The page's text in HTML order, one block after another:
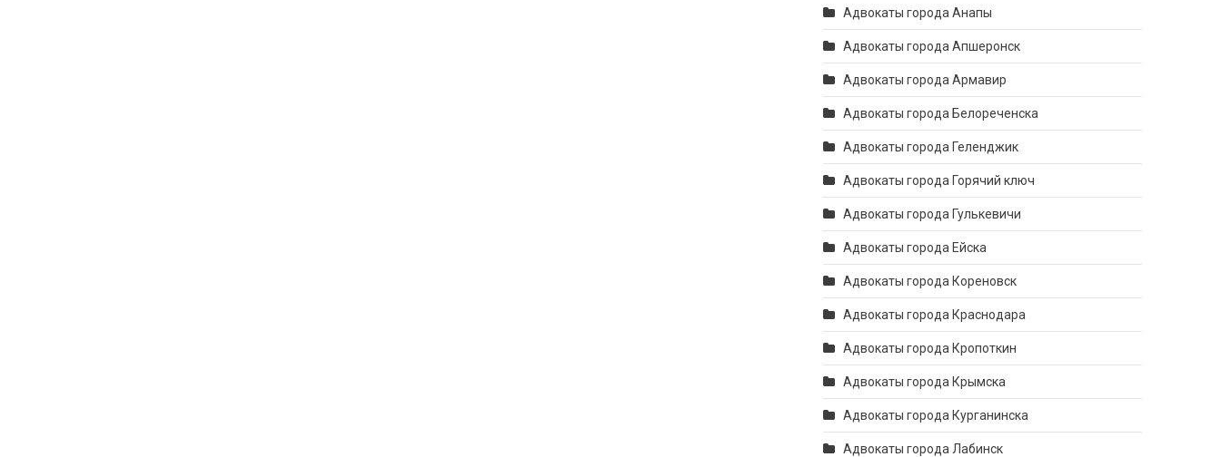
Адвокаты города Анапы
Адвокаты города Апшеронск
Адвокаты города Армавир
Адвокаты города Белореченска
Адвокаты города Геленджик
Адвокаты города Горячий ключ
Адвокаты города Гулькевичи
Адвокаты города Ейска
Адвокаты города Кореновск
Адвокаты города Краснодара
Адвокаты города Кропоткин
Адвокаты города Крымска
Адвокаты города Курганинска
Адвокаты города Лабинск